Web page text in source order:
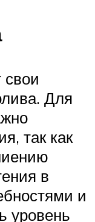
свои
Для
так как
в
и
уровень